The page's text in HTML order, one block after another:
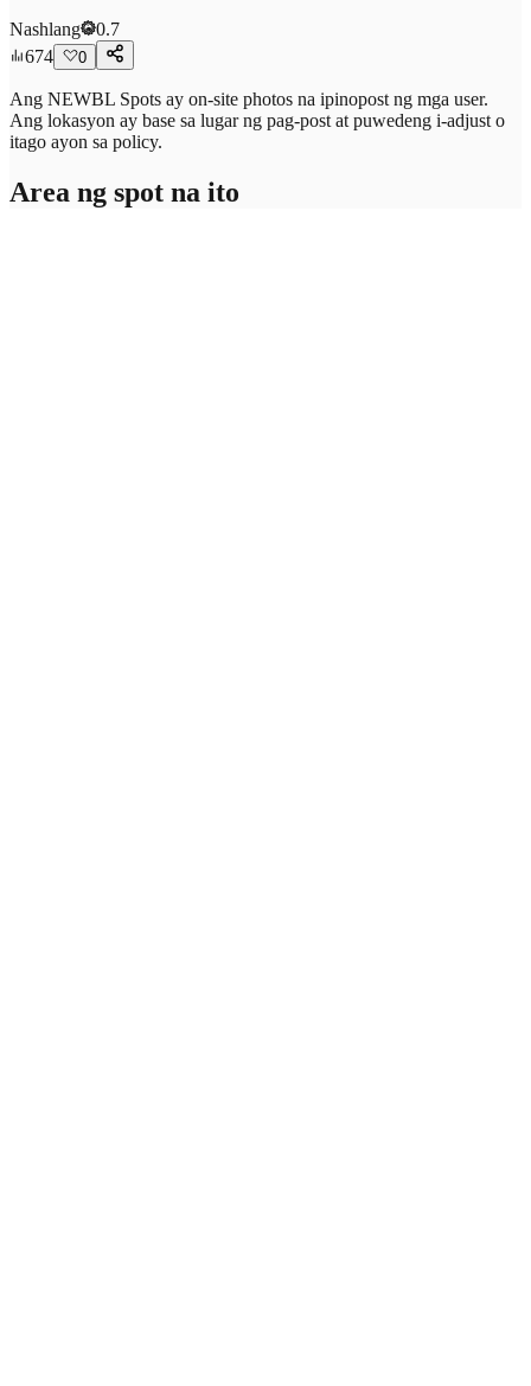
Nashlang
0.7
674
0
Ang NEWBL Spots ay on-site photos na ipinopost ng mga user.
Ang lokasyon ay base sa lugar ng pag-post at puwedeng i-adjust o
itago ayon sa policy.
Area ng spot na ito